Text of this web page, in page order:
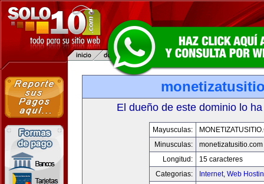
El dueño de este dominio lo
Mayusculas:
Minusculas:
monetizatusitio.com
Longitud:
15 caracteres
Categorias:
Internet, Web